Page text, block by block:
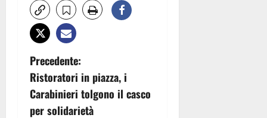
N
a
Precedente:
Ristoratori in piazza, i
Carabinieri tolgono il casco
per solidarietà